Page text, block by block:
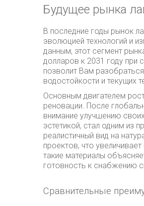
Будущее рынка
В последние годы рынок
эволюцией технологий и
данным, этот сегмент
долларов к 2031 году при
позволит Вам
водостойкости и текущих
Основным двигателем
реновации. После
внимание улучшению
эстетикой, стал одним из
реалистичный вид на
проектов, что
такие материалы
готовность к снабжению
Сравнительные